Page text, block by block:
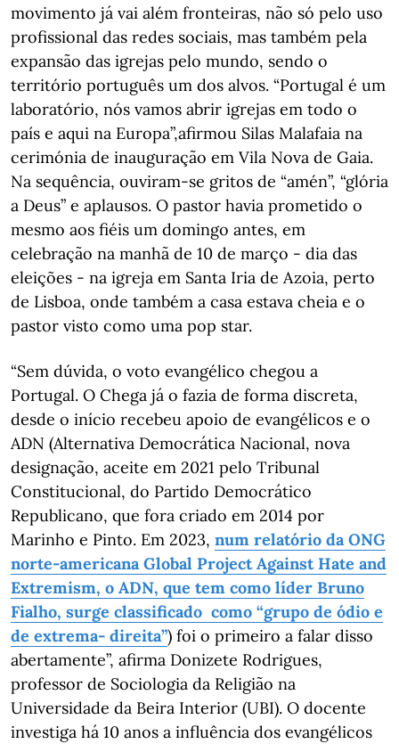
movimento já vai além fronteiras, não só pelo uso
profissional das redes sociais, mas também pela
expansão das igrejas pelo mundo, sendo o
território português um dos alvos. “Portugal é um
laboratório, nós vamos abrir igrejas em todo o
país e aqui na Europa”,afirmou Silas Malafaia na
cerimónia de inauguração em Vila Nova de Gaia.
Na sequência, ouviram-se gritos de “amén”, “glória
a Deus” e aplausos. O pastor havia prometido o
mesmo aos fiéis um domingo antes, em
celebração na manhã de 10 de março - dia das
eleições - na igreja em Santa Iria de Azoia, perto
de Lisboa, onde também a casa estava cheia e o
pastor visto como uma pop star.
“Sem dúvida, o voto evangélico chegou a
Portugal. O Chega já o fazia de forma discreta,
desde o início recebeu apoio de evangélicos e o
ADN (Alternativa Democrática Nacional, nova
designação, aceite em 2021 pelo Tribunal
Constitucional, do Partido Democrático
Republicano, que fora criado em 2014 por
Marinho e Pinto. Em 2023, num relatório da ONG
norte-americana Global Project Against Hate and
Extremism, o ADN, que tem como líder Bruno
Fialho, surge classificado como “grupo de ódio e
de extrema- direita”) foi o primeiro a falar disso
abertamente”, afirma Donizete Rodrigues,
professor de Sociologia da Religião na
Universidade da Beira Interior (UBI). O docente
investiga há 10 anos a influência dos evangélicos